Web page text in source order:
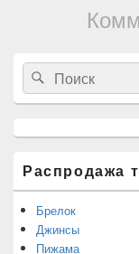
Область
основной
боковой
панели
Search
for:
Search
Распродажа
Брелок
Джинсы
Пижама